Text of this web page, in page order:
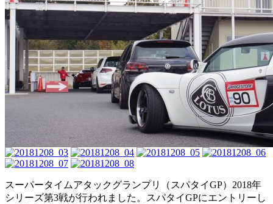
スーパータイムアタックグランプリ（スパタイGP）2018年
シリーズ第3戦が行われました。スパタイGPにエントリーし